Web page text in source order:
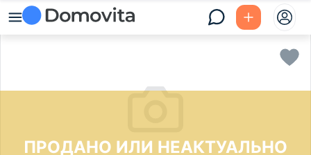
ПРОДАНО ИЛИ НЕАКТУАЛЬНО